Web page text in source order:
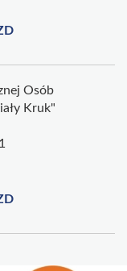
Osób
Kruk"